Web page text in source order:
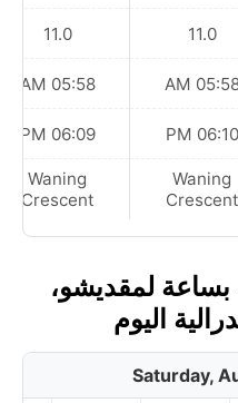
11.0
05:58
06:10 PM
Waning
Crescent
11.0
05:58 AM
06:09 PM
Waning
Crescent
لمقديشو،
اليوم
Saturday,